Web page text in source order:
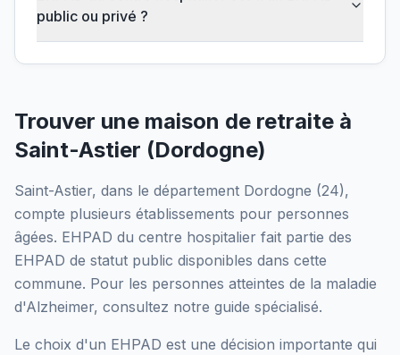
public ou privé ?
Trouver une maison de retraite à
Saint-Astier (Dordogne)
Saint-Astier, dans le département Dordogne (24),
compte plusieurs établissements pour personnes
âgées. EHPAD du centre hospitalier fait partie des
EHPAD de statut public disponibles dans cette
commune. Pour les personnes atteintes de la maladie
d'Alzheimer, consultez notre guide spécialisé.
Le choix d'un EHPAD est une décision importante qui